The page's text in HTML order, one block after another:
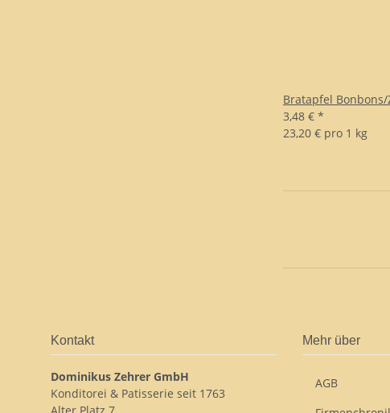
Bratapfel
3,48 € *
23,20 € pro 1 kg
Kontakt
Dominikus Zehrer GmbH
Konditorei & Patisserie seit 1763
Mehr über
AGB